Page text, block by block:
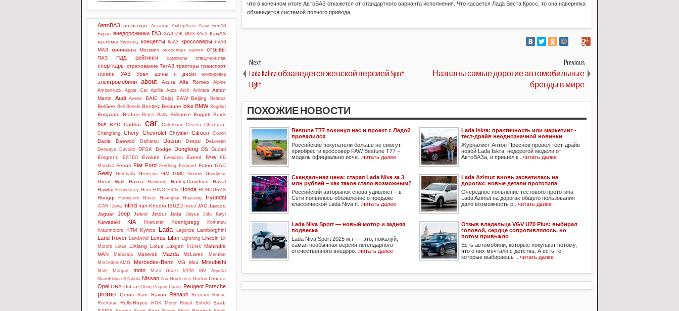
что в конечном итоге АвтоВАЗ откажется от стандартного варианта исполнения. Что касается Лада Веста Кросс, то она наверняка
обзаведется системой полного привода.
Next
Lada Kalina обзаведется женской версией Sport
Light
Previous
Названы самые дорогие автомобильные
бренды в мире
ПОХОЖИЕ НОВОСТИ
Bestune T77 покинул нас и проект с Ладой
провалился
Российские покупатели больше не смогут
приобрести кроссовер FAW Bestune T77 –
модель официально исче... читать далее
Lada Iskra: практичность или маркетинг -
тест-драйв неоднозначной новинки
Журналист Антон Преснов провёл тест-драйв
новой Lada Iskra, недорогой модели от
АвтоВАЗа, и пришёл к... читать далее
Скандальная цена: старая Lada Niva за 3
млн рублей – как такое стало возможным?
Российский авторынок снова удивляет – в
Сети появилось объявление о продаже
классической Lada Niva п... читать далее
Lada Azimut вновь засветилась на
дорогах: новые детали прототипа
Очередное появление тестового прототипа
Lada Azimut на дорогах общего пользования
дало возможность р... читать далее
Lada Niva Sport — новый мотор и задняя
подвеска
Lada Niva Sport 2025 м.г. — это, пожалуй,
самая необычная версия легендарного
отечественного внедоро... читать далее
Отзыв владельца VGV U70 Plus: выбирал
головой, сердце сопротивлялось, но
потом привыкло
Есть автомобили, которые покупают потому,
что о них мечтали с детства. А есть те,
которые выбираешь ... читать далее
АвтоВАЗ автоспорт Автотор АмберАвто Атом
БелАЗ
Буран внедорожники ГАЗ ЗАЗ ИЖ ИМЗ КАвЗ КамАЗ
кастомы Кировец концепты КрАЗ кроссоверы ЛиАЗ
МАЗ минивэны Москвич мотоспорт налоги отзывы
ПАЗ ПДД рейтинги самокаты спецтехника
спорткары страхование ТагАЗ тракторы транспорт
тюнинг УАЗ Урал шины и диски экипировка
электромобили about Acura Alfa Romeo
Alpine
Ambertruck
Apple Car Aprilia Aqos Arch Arrinera
Aston
Martin
Audi Avenir BAIC Bajaj BAW Beijing Belarus
BelGee Bell Benelli Bentley Bestune bike BMW Bogdan
Borgward Brabus Brass Balls Brilliance Bugatti Buick
bus BYD Cadillac car Caterham Cezeta Changan
Changfeng Chery Chevrolet Chrysler Citroen Cowin
Dacia Daewoo Daihatsu Datsun Deepal
DeLorean
Derways
Devolro DFSK Dodge Dongfeng DS Ducati
Emgrand
ESTEO Evolute Evolution Exeed FAW
FB
Mondial
Ferrari Fiat Ford Forthing Forward Foton GAC
Geely Gemballa Genesis GM GMC Gonow Goodyear
Great Wall Haima Hankook Harley-Davidson
Haval
Hawtai Hennessey Hero HINO HiPhi Honda HONDURAS
Hongqi Hoonicorn Hover Huanghai Huasong Hyundai
iCAR Icona Infiniti Iran-Khodro ISUZU Iveco JAC Jaecoo
Jaguar
Jeep Jeland Jetour Jetta Jiayue Jidu Kaiyi
Kawasaki KIA Knewstar Koenigsegg
Komatsu
Krautmotors KTM Kymco Lada Lagonda Lamborghini
Land Rover Landwind Lexus Lifan Lightning Lincoln Lit
Motors
Livan LiXiang Lotus Luxgen M1nsk Mahindra
MAN
Marussia Maserati Mazda McLaren
Membat
Mercedes-AMG
Mercedes-Benz MG Mini Mitsubishi
Mole Morgan moto Moto Guzzi MPM
MV Agusta
NanoFlowcell
Nikola Nissan Niu Nordcross Norton Omoda
Opel ORA Oshan Oting Pagani Panoz Peugeot Porsche
promo Qoros Ram Ravon Renault Rezvani
Rimac
Rockstar
Rolls-Royce ROX Motor Royal Enfield
Saab